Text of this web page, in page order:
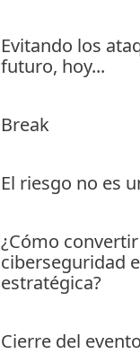
Evitando los
futuro, hoy...
Break
El riesgo no es
¿Cómo
ciberseguridad
estratégica?
Cierre del evento